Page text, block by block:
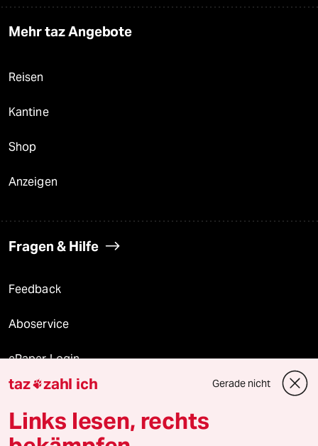
Mehr taz Angebote
Reisen
Kantine
Shop
Anzeigen
Fragen & Hilfe
Feedback
Aboservice
ePaper Login
Downloads für Abonnierende
taz zahl ich Gerade nicht
Links lesen, rechts